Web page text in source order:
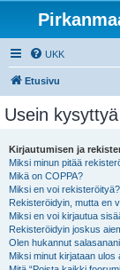
UKK
Etusivu
Usein kysyttyä
Kirjautumisen ja
Miksi minun pitää
Mikä on COPPA?
Miksi en voi rekisteröityä?
Rekisteröidyin, mutta en
Miksi en voi kirjautua
Rekisteröidyin joskus
Olen hukannut
Miksi minut kirjataan ulos